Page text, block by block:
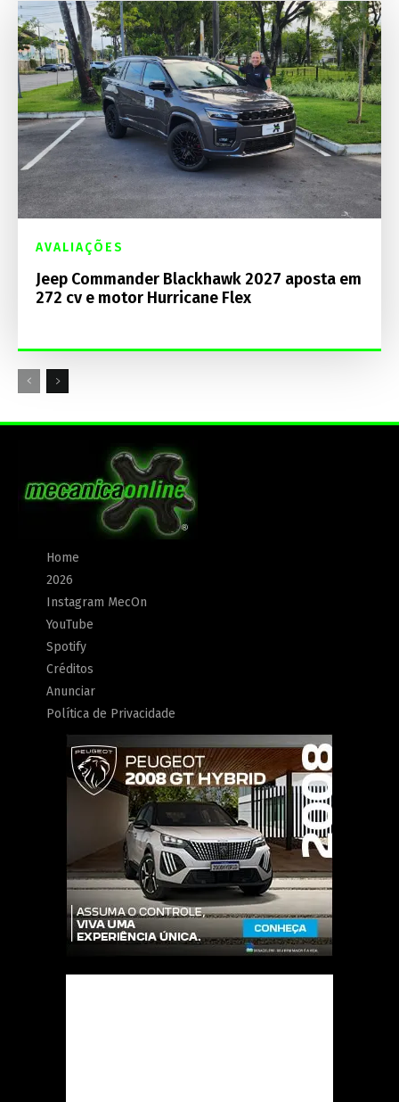
AVALIAÇÕES
Jeep Commander Blackhawk 2027 aposta em
272 cv e motor Hurricane Flex
Home
2026
Instagram MecOn
YouTube
Spotify
Créditos
Anunciar
Política de Privacidade